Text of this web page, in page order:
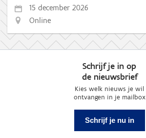
15 december 2026
Online
Schrijf je in op
de nieuwsbrief
Kies welk nieuws je wil
ontvangen in je mailbox
Schrijf je nu in